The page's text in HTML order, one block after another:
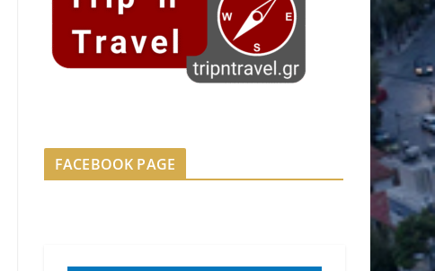
FACEBOOK PAGE